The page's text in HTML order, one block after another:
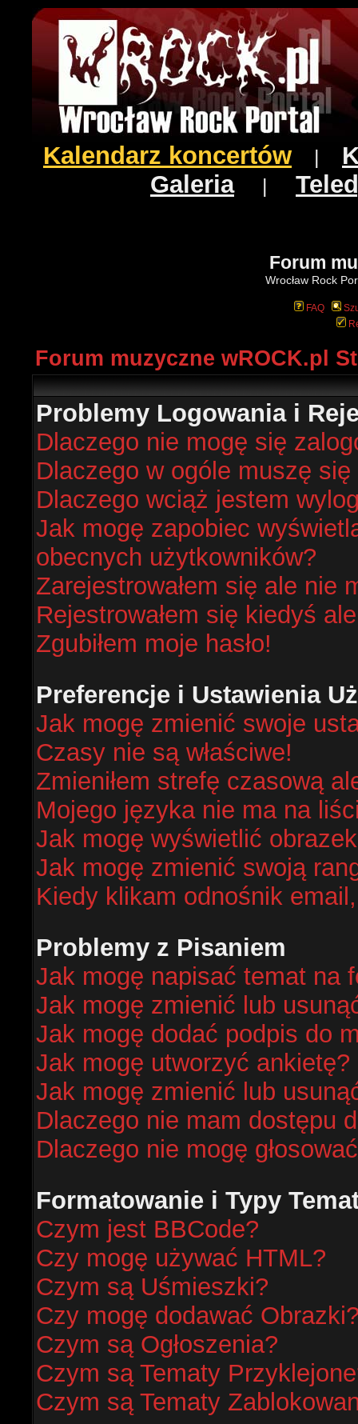
Kalendarz koncertów
Galeria|
Forum
Wrocław Rock
FAQ
Forum muzyczne wROCK.pl
Problemy Logowania i
Dlaczego nie mogę się
Dlaczego w ogóle muszę
Dlaczego wciąż jestem
Jak mogę zapobiec
obecnych użytkowników?
Zarejestrowałem się ale nie
Rejestrowałem się kiedyś
Zgubiłem moje hasło!
Preferencje i Ustawienia
Jak mogę zmienić swoje
Czasy nie są właściwe!
Zmieniłem strefę czasową
Mojego języka nie ma na
Jak mogę wyświetlić
Jak mogę zmienić swoją
Kiedy klikam odnośnik
Problemy z Pisaniem
Jak mogę napisać temat na
Jak mogę zmienić lub
Jak mogę dodać podpis do
Jak mogę utworzyć ankietę?
Jak mogę zmienić lub
Dlaczego nie mam dostępu
Dlaczego nie mogę
Formatowanie i Typy
Czym jest BBCode?
Czy mogę używać HTML?
Czym są Uśmieszki?
Czy mogę dodawać
Czym są Ogłoszenia?
Czym są Tematy
Czym są Tematy